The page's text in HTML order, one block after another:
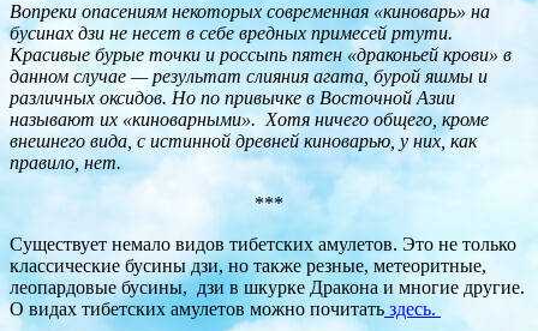
Вопреки опасениям некоторых современная «киноварь» на
бусинах дзи не несет в себе вредных примесей ртути.
Красивые бурые точки и россыпь пятен «драконьей крови» в
данном случае — результат слияния агата, бурой яшмы и
различных оксидов. Но по привычке в Восточной Азии
называют их «киноварными». Хотя ничего общего, кроме
внешнего вида, с истинной древней киноварью, у них, как
правило, нет.
***
Существует немало видов тибетских амулетов. Это не только
классические бусины дзи, но также резные, метеоритные,
леопардовые бусины, дзи в шкурке Дракона и многие другие.
О видах тибетских амулетов можно почитать здесь.